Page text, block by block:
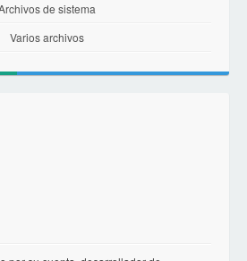
de sistema
Varios archivos